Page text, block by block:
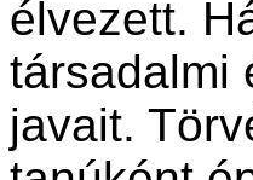
élvezett.
társadalmi
javait.